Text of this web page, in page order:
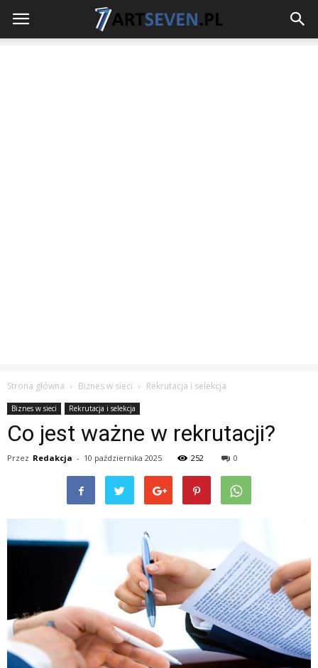
Strona główna Biznes w sieci Rekrutacja i selekcja
Biznes w sieci Rekrutacja i selekcja
Co jest ważne w rekrutacji?
Przez Redakcja - 10 października 2025 252 0